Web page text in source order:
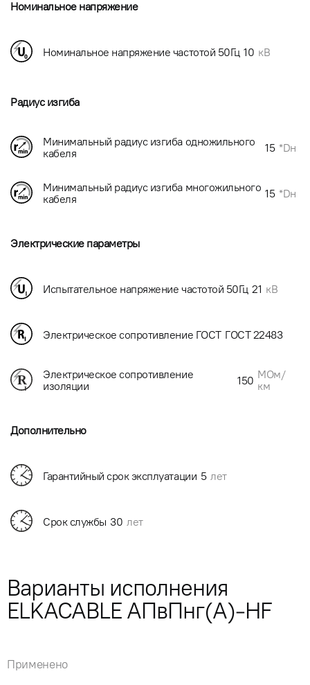
Номинальное напряжение
Номинальное напряжение частотой 50Гц 10 кВ
Радиус изгиба
Минимальный радиус изгиба одножильного
кабеля
15 *Dн
Минимальный радиус изгиба многожильного
кабеля
15 *Dн
Электрические параметры
Испытательное напряжение частотой 50Гц 21 кВ
Электрическое сопротивление ГОСТ ГОСТ 22483
Электрическое сопротивление
изоляции
150 МОм/
км
Дополнительно
Гарантийный срок эксплуатации 5 лет
Срок службы 30 лет
Варианты исполнения
ELKACABLE АПвПнг(А)-HF
Применено